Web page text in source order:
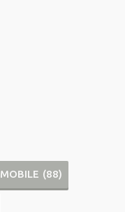
MOBILE (88)